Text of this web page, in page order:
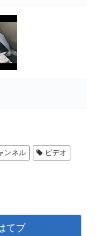
ンネル ビデオ
てブ